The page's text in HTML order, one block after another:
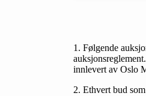
1. Følgende
innlevert av Oslo
2. Ethvert bud